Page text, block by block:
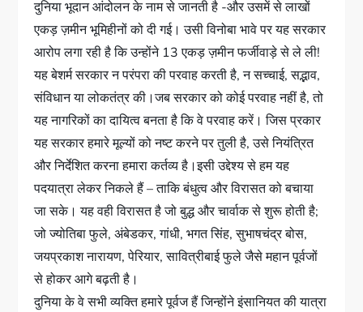
दुनिया भूदान आंदोलन के नाम से जानती है -और उसमें से लाखों
एकड़ ज़मीन भूमिहीनों को दी गई। उसी विनोबा भावे पर यह सरकार
आरोप लगा रही है कि उन्होंने 13 एकड़ ज़मीन फर्जीवाड़े से ले ली!
यह बेशर्म सरकार न परंपरा की परवाह करती है, न सच्चाई, सद्भाव,
संविधान या लोकतंत्र की।जब सरकार को कोई परवाह नहीं है, तो
यह नागरिकों का दायित्व बनता है कि वे परवाह करें। जिस प्रकार
यह सरकार हमारे मूल्यों को नष्ट करने पर तुली है, उसे नियंत्रित
और निर्देशित करना हमारा कर्तव्य है।इसी उद्देश्य से हम यह
पदयात्रा लेकर निकले हैं – ताकि बंधुत्व और विरासत को बचाया
जा सके। यह वही विरासत है जो बुद्ध और चार्वाक से शुरू होती है;
जो ज्योतिबा फुले, अंबेडकर, गांधी, भगत सिंह, सुभाषचंद्र बोस,
जयप्रकाश नारायण, पेरियार, सावित्रीबाई फुले जैसे महान पूर्वजों
से होकर आगे बढ़ती है।
दुनिया के वे सभी व्यक्ति हमारे पूर्वज हैं जिन्होंने इंसानियत की यात्रा